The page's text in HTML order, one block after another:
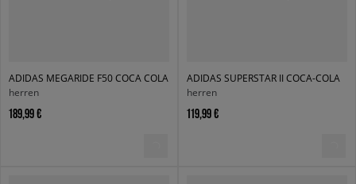
ADIDAS MEGARIDE F50 COCA COLA
herren
189,99 €
ADIDAS SUPERSTAR II COCA-COLA
herren
119,99 €